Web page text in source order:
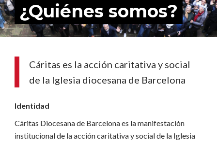
¿Quiénes somos?
Cáritas es la acción caritativa y social
de la Iglesia diocesana de Barcelona
Identidad
Cáritas Diocesana de Barcelona es la manifestación
institucional de la acción caritativa y social de la Iglesia